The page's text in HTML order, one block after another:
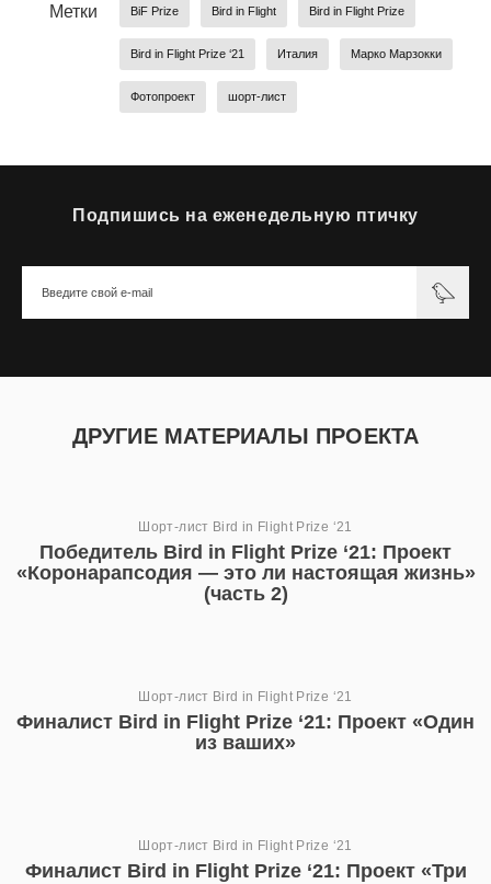
Метки BiF Prize Bird in Flight Bird in Flight Prize
Bird in Flight Prize ‘21 Италия Марко Марзокки
Фотопроект шорт-лист
Подпишись на еженедельную птичку
ДРУГИЕ МАТЕРИАЛЫ ПРОЕКТА
Шорт-лист Bird in Flight Prize ‘21
Победитель Bird in Flight Prize ‘21: Проект
«Коронарапсодия — это ли настоящая жизнь»
(часть 2)
Шорт-лист Bird in Flight Prize ‘21
Финалист Bird in Flight Prize ‘21: Проект «Один
из ваших»
Шорт-лист Bird in Flight Prize ‘21
Финалист Bird in Flight Prize ‘21: Проект «Три